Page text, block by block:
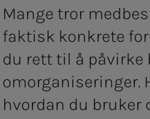
Mange tror
faktisk konkrete
du rett til å påvirke
omorganiseringer.
hvordan du bruker